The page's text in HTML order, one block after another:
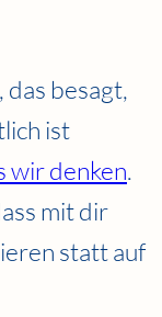
besagt,
ist
wir denken.
mit dir
statt auf